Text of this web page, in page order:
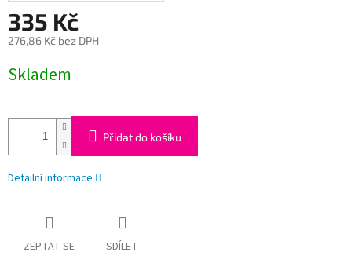
335 Kč
276,86 Kč bez DPH
cena:
Skladem
Přidat do košíku
Detailní informace
ZEPTAT SE SDÍLET